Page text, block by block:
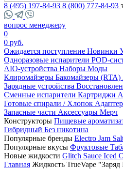
8 (495) 197-84-93 8 (800) 777-84-93
вопрос менеджеру
0
0 руб.
Ожидается поступление Новинки
Одноразовые испарители POD-
AIO-устройства Наборы Моды
Клиромайзеры Бакомайзеры (RTA)
Зарядные устройства
Сменные испарители Картриджи
Готовые спирали / Хлопок
Запасные части Аксессуары Мерч
Конструкторы Пищевые
Гибридный Без никотина
Популярные бренды Electro Jam
Популярные вкусы Фруктовые
Новые жидкости Glitch Sauce Iced
Главная Жидкость TrueVape